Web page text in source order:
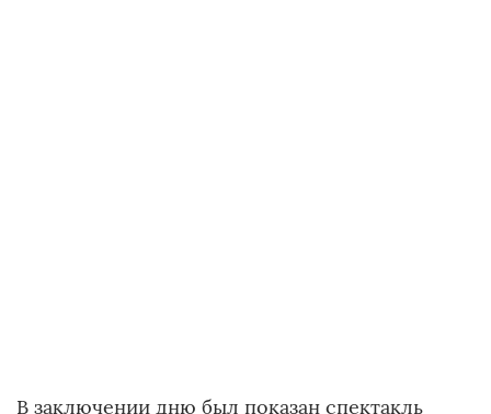
В заключении дню был показан спектакль